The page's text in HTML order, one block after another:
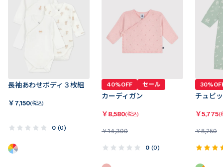
長袖あわせボディ３枚組
￥ 7,150(税込)
0 (0)
40%OFF セール
カーディガン
￥ 8,580(税込)
￥14,300
0 (0)
チュビ
￥5,775(
￥8,250